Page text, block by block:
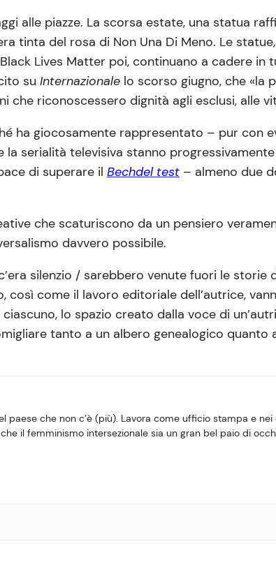
alle piazze. La scorsa estate, una statua
tinta del rosa di Non Una Di Meno. Le
Lives Matter poi, continuano a cadere in
su Internazionale lo scorso giugno, che «la
riconoscessero dignità agli esclusi, alle
ha giocosamente rappresentato – pur con
serialità televisiva stanno
di superare il Bechdel test – almeno due
che scaturiscono da un pensiero
davvero possibile.
silenzio / sarebbero venute fuori le
come il lavoro editoriale dell’autrice,
lo spazio creato dalla voce di
tanto a un albero genealogico quanto
paese che non c’è (più). Lavora come ufficio stampa e
il femminismo intersezionale sia un gran bel paio di